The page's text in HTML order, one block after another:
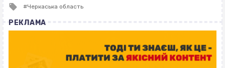
Tagged
Черкаська область
РЕКЛАМА